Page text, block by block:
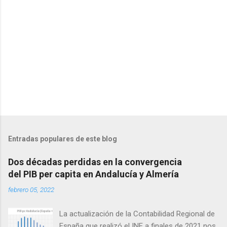
Entradas populares de este blog
Dos décadas perdidas en la convergencia
del PIB per capita en Andalucía y Almería
febrero 05, 2022
La actualización de la Contabilidad Regional de